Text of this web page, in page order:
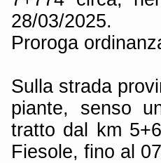
28/03/2025.
Proroga
Sulla strada
piante, senso
tratto dal km
Fiesole, fino al